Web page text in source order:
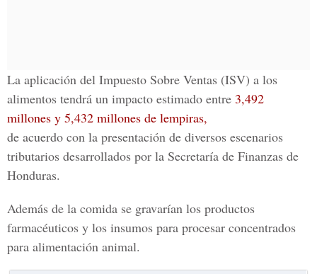
La aplicación del Impuesto Sobre Ventas (ISV) a los
alimentos tendrá un impacto estimado entre 3,492
millones y 5,432 millones de lempiras,
de acuerdo con la presentación de diversos escenarios
tributarios desarrollados por la Secretaría de Finanzas de
Honduras.
Además de la comida se gravarían los productos
farmacéuticos y los insumos para procesar concentrados
para alimentación animal.